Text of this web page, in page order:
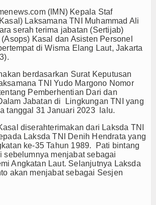
(IMN) Kepala Staf
Laksamana TNI Muhammad Ali
serah terima jabatan (Sertijab)
Kasal dan Asisten Personel
di Wisma Elang Laut, Jakarta
berdasarkan Surat Keputusan
TNI Yudo Margono Nomor
Pemberhentian Dari dan
Jabatan di Lingkungan TNI yang
tanggal 31 Januari 2023 lalu.
diserahterimakan dari Laksda TNI
Laksda TNI Denih Hendrata yang
ke-35 Tahun 1989. Pati bintang
sebelumnya menjabat sebagai
Angkatan Laut. Selanjutnya Laksda
akan menjabat sebagai Sesjen